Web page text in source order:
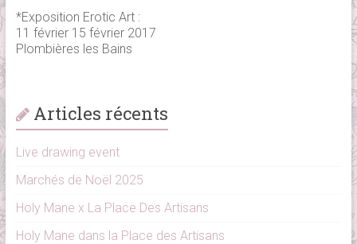
*Exposition Erotic Art :
11 février 15 février 2017
Plombières les Bains
Articles récents
Live drawing event
Marchés de Noël 2025
Holy Mane x La Place Des Artisans
Holy Mane dans la Place des Artisans